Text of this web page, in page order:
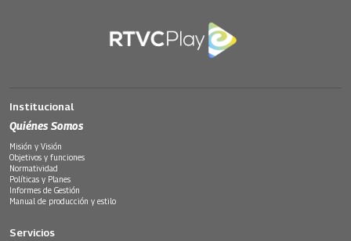
Institucional
Quiénes Somos
Misión y Visión
Objetivos y funciones
Normatividad
Políticas y Planes
Informes de Gestión
Manual de producción y estilo
Servicios